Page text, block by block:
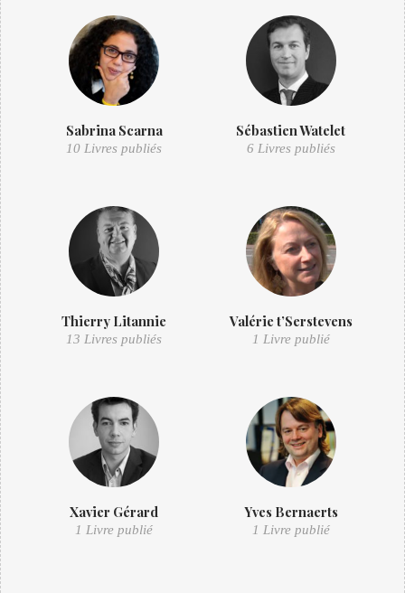
Sabrina Scarna
10 Livres publiés
Sébastien Watelet
6 Livres publiés
Thierry Litannie
13 Livres publiés
Valérie t’Serstevens
1 Livre publié
Xavier Gérard
1 Livre publié
Yves Bernaerts
1 Livre publié